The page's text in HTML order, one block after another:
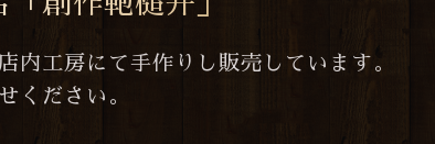
内工房にて手作りし販売しています。
ください。